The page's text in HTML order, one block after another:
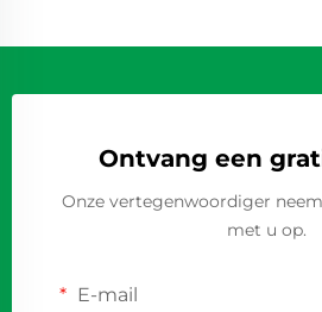
Ontvang een
Onze vertegenwoordiger
met u op.
E-mail